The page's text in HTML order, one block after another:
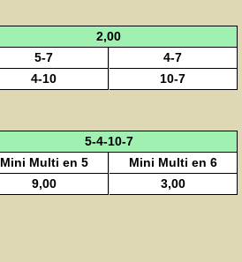
2,00
5-7
4-7
4-10 10-7
5-4-10-7
Mini Multi en 5
Mini Multi en 6
9,00 3,00